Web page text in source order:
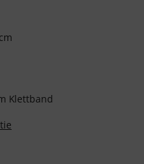
Klettband